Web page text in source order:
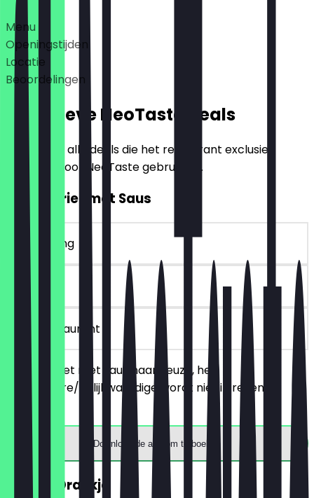
Deals
Menu
Openingstijden
Locatie
Beoordelingen
Exclusieve NeoTaste Deals
Hier vind je alle deals die het restaurant exclusief
aanbiedt voor NeoTaste gebruikers.
2voor1 Friet met Saus
~€ 6 korting
90 dagen
in het restaurant
Bestel 2 friet met saus naar keuze, het
goedkopere/gelijkwaardige wordt niet in rekening
gebracht.
Download de app om te boeken
GRATIS Drankje